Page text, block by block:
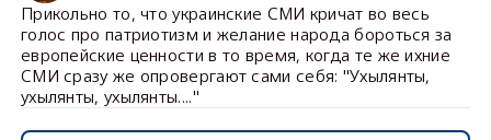
Прикольно то, что украинские СМИ кричат во весь
голос про патриотизм и желание народа бороться за
европейские ценности в то время, когда те же ихние
СМИ сразу же опровергают сами себя: "Ухылянты,
ухылянты, ухылянты...."